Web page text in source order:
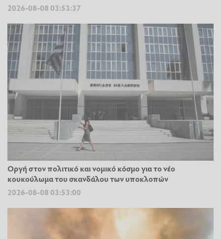
2026-08-08 03:53:37
Οργή στον πολιτικό και νομικό κόσμο για το νέο
κουκούλωμα του σκανδάλου των υποκλοπών
2026-08-08 03:53:00